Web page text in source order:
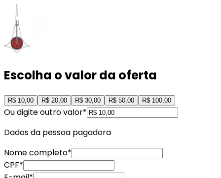
Escolha o valor da oferta
R$ 10,00 R$ 20,00 R$ 30,00 R$ 50,00 R$ 100,00
Ou digite outro valor*
Dados da pessoa pagadora
Nome completo*
CPF*